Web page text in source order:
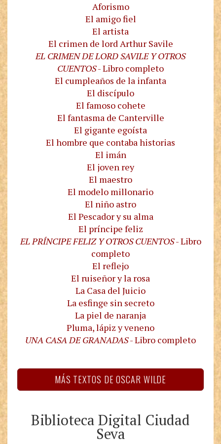
Aforismo
El amigo fiel
El artista
El crimen de lord Arthur Savile
EL CRIMEN DE LORD SAVILE Y OTROS
CUENTOS- Libro completo
El cumpleaños de la infanta
El discípulo
El famoso cohete
El fantasma de Canterville
El gigante egoísta
El hombre que contaba historias
El imán
El joven rey
El maestro
El modelo millonario
El niño astro
El Pescador y su alma
El príncipe feliz
EL PRÍNCIPE FELIZ Y OTROS CUENTOS- Libro
completo
El reflejo
El ruiseñor y la rosa
La Casa del Juicio
La esfinge sin secreto
La piel de naranja
Pluma, lápiz y veneno
UNA CASA DE GRANADAS- Libro completo
MÁS TEXTOS DE OSCAR WILDE
Biblioteca Digital Ciudad
Seva